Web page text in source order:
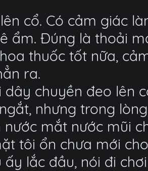
cổ. Có cảm giác
ẩm. Đúng là thoải
thuốc tốt nữa,
ra.
chuyền đeo lên
nhưng trong
mắt nước mũi
tôi ổn chưa mới
lắc đầu, nói đi